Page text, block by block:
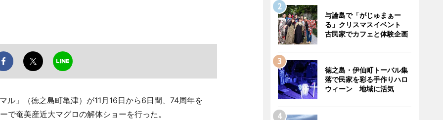
ル」（徳之島町亀津）が11月16日から6日間、74周年を
で奄美産近大マグロの解体ショーを行った。
与論島で「がじゅまぁー
る」クリスマスイベント
古民家でカフェと体験企画
徳之島・伊仙町トーバル集
落で民家を彩る手作りハロ
ウィーン 地域に活気